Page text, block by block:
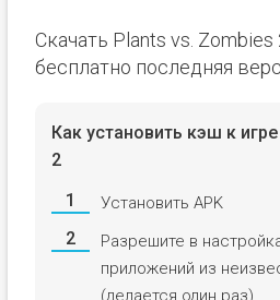
Скачать Plants vs. Zombies
бесплатно последняя
Как установить кэш к
2
Установить APK
Разрешите в
приложений из
(делается один раз)